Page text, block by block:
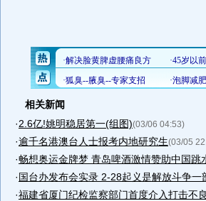
相关新闻
·2.6亿!姚明稳居第一(组图)(03/06 04:53)
·逾千名港澳台人士报考内地研究生(03/05
·畅想奥运金牌梦 青岛啤酒激情赞助中国跳
·国台办发布会实录 2-28起义是解放斗争一
·福建省厦门纪检监察部门首度介入打击不